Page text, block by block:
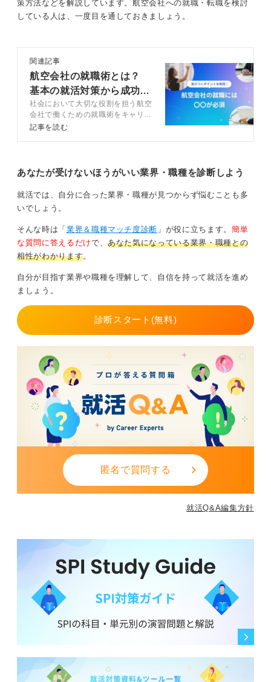
技術系は、会社の舵取り役のため、難易度は高いです。
また、同じくパイロットは、視力、体力など身体能力も
さらにポイントとしては、グループ各社でしか採用して
いない職種もあります。たとえば、グランドスタッフは
他のグランドハンドリング職と同じグループ企業での採
用になります。また、整備系のグループ企業の数はとて
も多く、整備系の専門学校や大学で学んだ人も多いこと
が挙げられます。
目指す職種と求められる要素を見極めて進路を決め
よう
総合職や総合職技術系はもちろん、パイロット、CAやグ
ランドスタッフは英語力も必要です。
航空機は海外製のためマニュアルも英語のため整備士で
も同様です。そこを勘案すると、難易度が高いと言える
以上のことをふまえて、自身の適性なども考慮して判断
すると良いでしょう。
0
策方法などを解説しています。航空会社への就職・転職を検討
している人は、一度目を通しておきましょう。
関連記事
航空会社の就職術とは？
基本の就活対策から成功の
秘訣まで解説
社会において大切な役割を担う航空
会社で働くための就職術をキャリア
コンサルタントと解説します。航空
成功を目指しましょう。
記事を読む
あなたが受けないほうがいい業界・職種を診断しよう
就活では、自分に合った業界・職種が見つからず悩むことも多
いでしょう。
そんな時は「 業界＆職種マッチ度診断 」が役に立ちます。 簡単
な質問に答えるだけで、あなた気になっている業界・職種との
相性がわかります。
自分が目指す業界や職種を理解して、自信を持って就活を進め
ましょう。
診断スタート(無料)
匿名で質問する
就活Q&A編集方針